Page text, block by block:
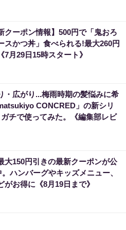
クーポン情報】500円で「鬼おろ
スかつ丼」食べられる!最大260円
7月29日15時スタート》
・広がり...梅雨時期の髪悩みに希
CONCRED」の新シリ
チで使ってみた。《編集部レビ
大150円引きの最新クーポンが公
ハンバーグやキッズメニュー、
がお得に《8月19日まで》